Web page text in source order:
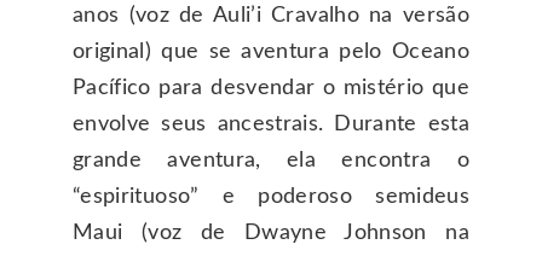
anos (voz de Auli’i Cravalho na versão
original) que se aventura pelo Oceano
Pacífico para desvendar o mistério que
envolve seus ancestrais. Durante esta
grande aventura, ela encontra o
“espirituoso” e poderoso semideus
Maui (voz de Dwayne Johnson na